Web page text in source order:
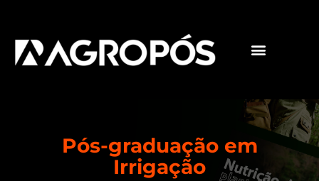
Pós-graduação em
Irrigação